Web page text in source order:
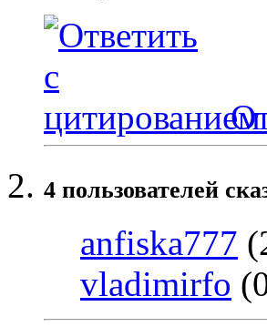
4 пользователей
anfiska777
vladimirfo